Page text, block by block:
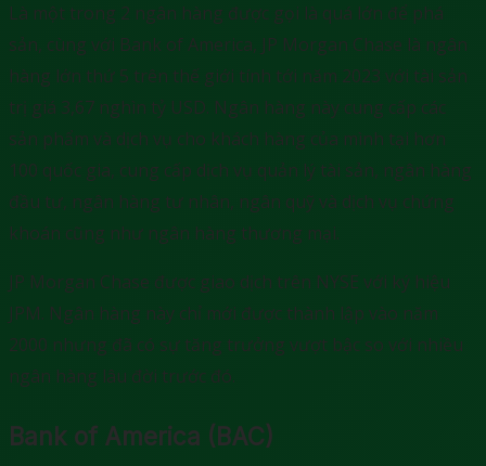
Là một trong 2 ngân hàng được gọi là quá lớn để phá
sản, cùng với Bank of America, JP Morgan Chase là ngân
hàng lớn thứ 5 trên thế giới tính tới năm 2023 với tài sản
trị giá 3,67 nghìn tỷ USD. Ngân hàng này cung cấp các
sản phẩm và dịch vụ cho khách hàng của mình tại hơn
100 quốc gia, cung cấp dịch vụ quản lý tài sản, ngân hàng
đầu tư, ngân hàng tư nhân, ngân quỹ và dịch vụ chứng
khoán cũng như ngân hàng thương mại.
JP Morgan Chase được giao dịch trên NYSE với ký hiệu
JPM. Ngân hàng này chỉ mới được thành lập vào năm
2000 nhưng đã có sự tăng trưởng vượt bậc so với nhiều
ngân hàng lâu đời trước đó.
Bank of America (BAC)